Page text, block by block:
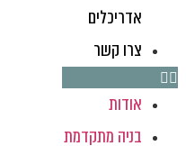
אדריכלים
צרו קשר
אודות
בניה מתקדמת